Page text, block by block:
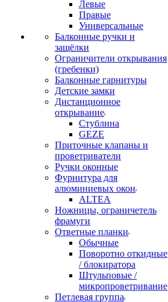
Левые
Правые
Универсальные
Балконные ручки и
защёлки
Ограничители открывания
(гребенки)
Балконные гарнитуры
Детские замки
Дистанционное
открывание
Стублина
GEZE
Приточные клапаны и
проветриватели
Ручки оконные
Фурнитура для
алюминиевых окон
ALTEA
Ножницы, ограничетель
фрамуги
Ответные планки
Обычные
Поворотно откидные
/ блокиратора
Штульповые /
микропроветривание
Петлевая группа